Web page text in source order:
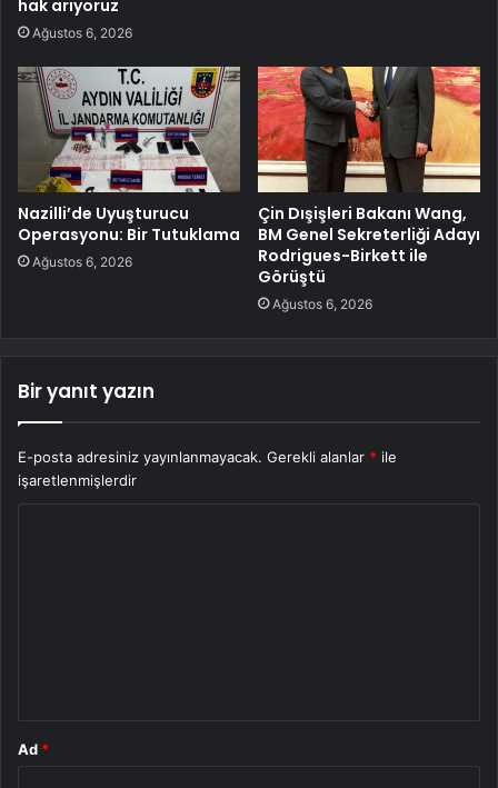
hak arıyoruz
Ağustos 6, 2026
Nazilli’de Uyuşturucu
Operasyonu: Bir Tutuklama
Ağustos 6, 2026
Çin Dışişleri Bakanı Wang,
BM Genel Sekreterliği Adayı
Rodrigues-Birkett ile
Görüştü
Ağustos 6, 2026
Bir yanıt yazın
E-posta adresiniz yayınlanmayacak. Gerekli alanlar * ile
işaretlenmişlerdir
Ad *